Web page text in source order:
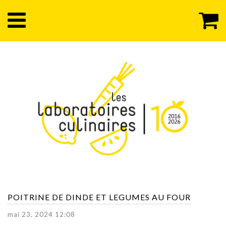
POITRINE DE DINDE ET LEGUMES AU FOUR
mai 23, 2024 12:08